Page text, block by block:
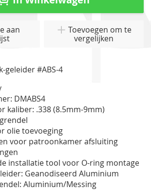
aan
Toevoegen om te
vergelijken
geleider #ABS-4
DMABS4
kaliber: .338 (8.5mm-9mm)
olie toevoeging
voor patroonkamer afsluiting
installatie tool voor O-ring montage
Geanodiseerd Aluminium
Aluminium/Messing